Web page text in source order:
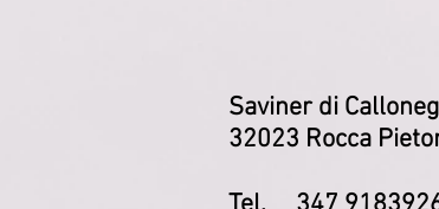
Saviner di
32023 Rocca